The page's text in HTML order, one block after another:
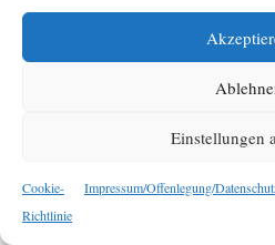
Einstellungen
Cookie-
Richtlinie
Impressum/Offenlegung/
Stiftungsrat kund und
rassistische Fake News-Schleuder“
Empörung, vor allem beim
Redaktion ihr eigener Umgang